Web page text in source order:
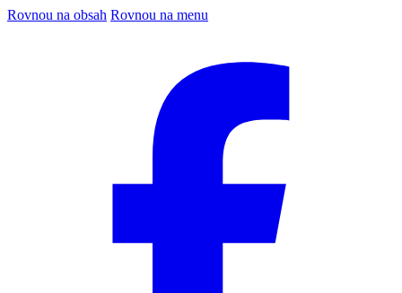
Rovnou na obsah Rovnou na menu